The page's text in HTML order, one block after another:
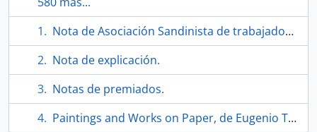
Nota de Asociación Sandinista de trabajadores de la cultura.
Nota de explicación.
Notas de premiados.
Paintings and Works on Paper, de Eugenio Téllez. Folleto